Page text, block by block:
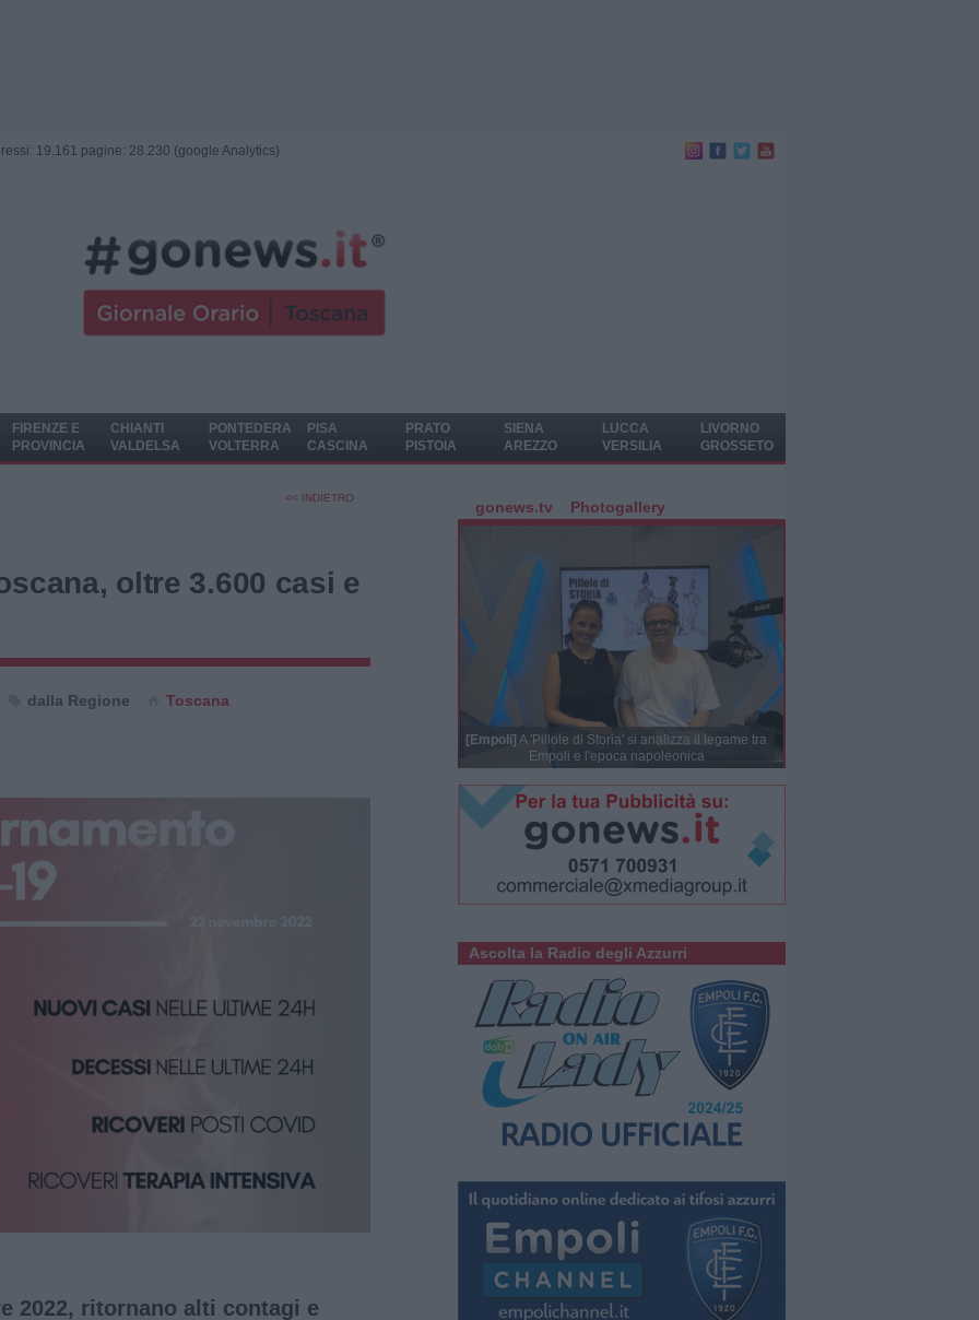
19.161 pagine: 28.230 (google Analytics)
FIRENZE E
PROVINCIA
CHIANTI
VALDELSA
PONTEDERA
VOLTERRA
PISA
CASCINA
PRATO
PISTOIA
SIENA
AREZZO
LUCCA
VERSILIA
LIVORNO
GROSSETO
<< INDIETRO
oltre 3.600 casi e
dalla Regione Toscana
2022, ritornano alti contagi e
gonews.tv Photogallery
[Empoli] A 'Pillole di Storia' si analizza il legame tra
Empoli e l'epoca napoleonica
Ascolta la Radio degli Azzurri